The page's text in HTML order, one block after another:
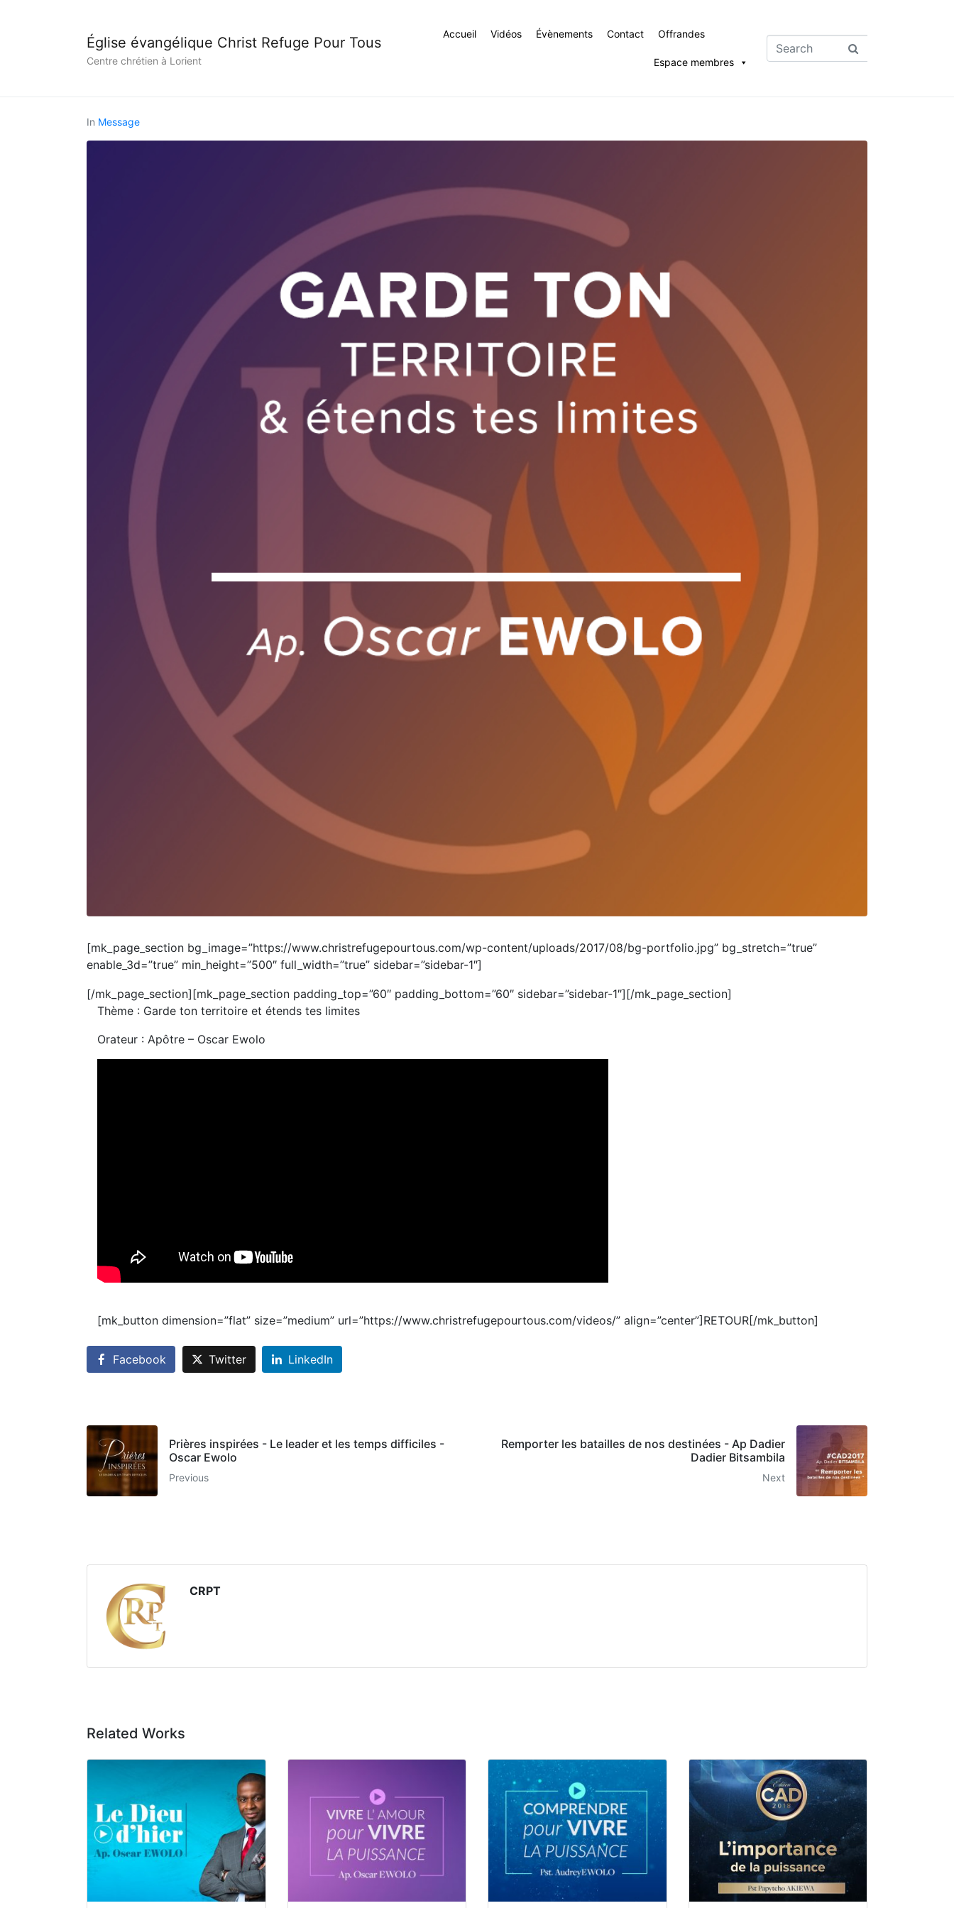
Église évangélique Christ Refuge Pour Tous
Centre chrétien à Lorient
Accueil Vidéos Évènements Contact Offrandes
Espace membres
In Message
[mk_page_section bg_image=”https://www.christrefugepourtous.com/wp-content/uploads/2017/08/bg-portfolio.jpg” bg_stretch=”true”
enable_3d=”true” min_height=”500″ full_width=”true” sidebar=”sidebar-1″]
[/mk_page_section][mk_page_section padding_top=”60″ padding_bottom=”60″ sidebar=”sidebar-1″]
Thème : Garde ton territoire et étends tes limites
Orateur : Apôtre – Oscar Ewolo
[mk_button dimension=”flat” size=”medium” url=”https://www.christrefugepourtous.com/videos/” align=”center”]RETOUR[/mk_button]
[/mk_page_section]
Facebook Twitter LinkedIn
Prières inspirées - Le leader et les temps difficiles -
Oscar Ewolo
Previous
Remporter les batailles de nos destinées - Ap Dadier
Dadier Bitsambila
Next
CRPT
Related Works